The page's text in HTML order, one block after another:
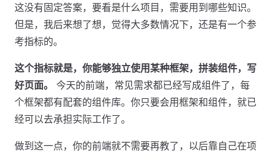
这没有固定答案，要看是什么项目，需要用到哪些知识。
但是，我后来想了想，觉得大多数情况下，还是有一个参
考指标的。
这个指标就是，你能够独立使用某种框架，拼装组件，写
好页面。
今天的前端，常见需求都已经写成组件了，每
个框架都有配套的组件库。你只要会用框架和组件，就已
经可以去承担实际工作了。
做到这一点，你的前端就不需要再教了，以后靠自己在项